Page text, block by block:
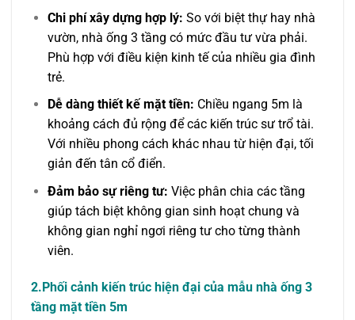
Chi phí xây dựng hợp lý: So với biệt thự hay nhà
vườn, nhà ống 3 tầng có mức đầu tư vừa phải.
Phù hợp với điều kiện kinh tế của nhiều gia đình
trẻ.
Dễ dàng thiết kế mặt tiền: Chiều ngang 5m là
khoảng cách đủ rộng để các kiến trúc sư trổ tài.
Với nhiều phong cách khác nhau từ hiện đại, tối
giản đến tân cổ điển.
Đảm bảo sự riêng tư: Việc phân chia các tầng
giúp tách biệt không gian sinh hoạt chung và
không gian nghỉ ngơi riêng tư cho từng thành
viên.
2.Phối cảnh kiến trúc hiện đại của mẫu nhà ống 3
tầng mặt tiền 5m